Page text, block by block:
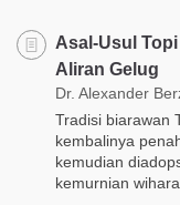
Asal-Usul
Aliran Gelug
Dr. Alexander
Tradisi biarawan
kembalinya
kemudian
kemurnian wihara.